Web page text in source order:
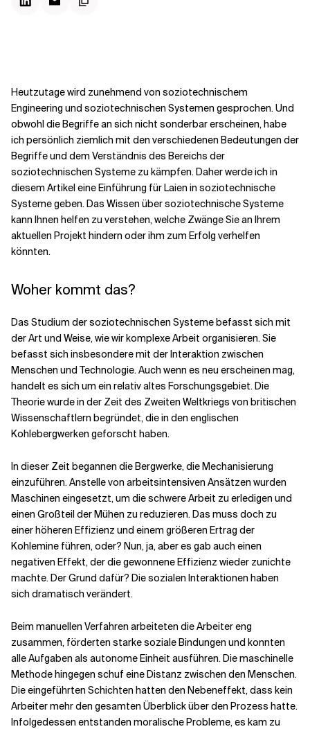
Verwandte Themen
Heutzutage wird zunehmend von soziotechnischem
Engineering und soziotechnischen Systemen gesprochen. Und
obwohl die Begriffe an sich nicht sonderbar erscheinen, habe
ich persönlich ziemlich mit den verschiedenen Bedeutungen der
Begriffe und dem Verständnis des Bereichs der
soziotechnischen Systeme zu kämpfen. Daher werde ich in
diesem Artikel eine Einführung für Laien in soziotechnische
Systeme geben. Das Wissen über soziotechnische Systeme
kann Ihnen helfen zu verstehen, welche Zwänge Sie an Ihrem
aktuellen Projekt hindern oder ihm zum Erfolg verhelfen
könnten.
Woher kommt das?
Das Studium der soziotechnischen Systeme befasst sich mit
der Art und Weise, wie wir komplexe Arbeit organisieren. Sie
befasst sich insbesondere mit der Interaktion zwischen
Menschen und Technologie. Auch wenn es neu erscheinen mag,
handelt es sich um ein relativ altes Forschungsgebiet. Die
Theorie wurde in der Zeit des Zweiten Weltkriegs von britischen
Wissenschaftlern begründet, die in den englischen
Kohlebergwerken geforscht haben.
In dieser Zeit begannen die Bergwerke, die Mechanisierung
einzuführen. Anstelle von arbeitsintensiven Ansätzen wurden
Maschinen eingesetzt, um die schwere Arbeit zu erledigen und
einen Großteil der Mühen zu reduzieren. Das muss doch zu
einer höheren Effizienz und einem größeren Ertrag der
Kohlemine führen, oder? Nun, ja, aber es gab auch einen
negativen Effekt, der die gewonnene Effizienz wieder zunichte
machte. Der Grund dafür? Die sozialen Interaktionen haben
sich dramatisch verändert.
Beim manuellen Verfahren arbeiteten die Arbeiter eng
zusammen, förderten starke soziale Bindungen und konnten
alle Aufgaben als autonome Einheit ausführen. Die maschinelle
Methode hingegen schuf eine Distanz zwischen den Menschen.
Die eingeführten Schichten hatten den Nebeneffekt, dass kein
Arbeiter mehr den gesamten Überblick über den Prozess hatte.
Infolgedessen entstanden moralische Probleme, es kam zu